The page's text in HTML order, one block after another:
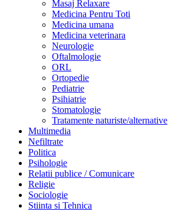
Masaj Relaxare
Medicina Pentru Toti
Medicina umana
Medicina veterinara
Neurologie
Oftalmologie
ORL
Ortopedie
Pediatrie
Psihiatrie
Stomatologie
Tratamente naturiste/alternative
Multimedia
Nefiltrate
Politica
Psihologie
Relatii publice / Comunicare
Religie
Sociologie
Stiinta si Tehnica